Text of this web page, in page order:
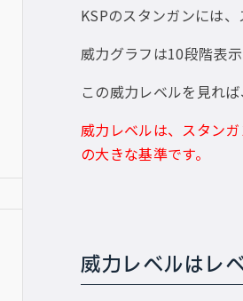
KSPのスタンガンには
威力グラフは10段階表示
この威力レベルを見れ
威力レベルは、スタン
の大きな基準です。
威力レベルはレ